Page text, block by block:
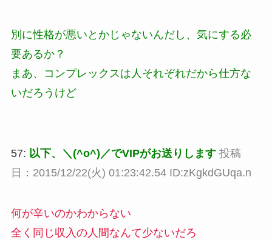
別に性格が悪いとかじゃないんだし、気にする必
要あるか？
まあ、コンプレックスは人それぞれだから仕方な
いだろうけど
57: 以下、＼(^o^)／でVIPがお送りします 投稿
日：2015/12/22(火) 01:23:42.54 ID:zKgkdGUqa.n
何が辛いのかわからない
全く同じ収入の人間なんて少ないだろ